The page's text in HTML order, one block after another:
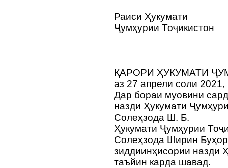
Раиси Ҳукумати
Ҷумҳурии Тоҷикистон
ҚАРОРИ ҲУКУМАТИ
аз 27 апрели соли
Дар бораи муовини
назди Ҳукумати
Солеҳзода Ш. Б.
Ҳукумати Ҷумҳурии
Солеҳзода Ширин
зиддиинҳисории назди
таъйин карда шавад.